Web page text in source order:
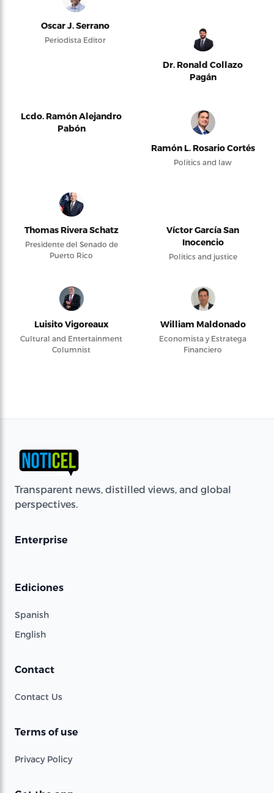
Oscar J. Serrano
Periodista Editor
Dr. Ronald Collazo
Pagán
Lcdo. Ramón Alejandro
Pabón
Ramón L. Rosario Cortés
Politics and law
Thomas Rivera Schatz
Presidente del Senado de
Puerto Rico
Víctor García San
Inocencio
Politics and justice
Luisito Vigoreaux
Cultural and Entertainment
Columnist
William Maldonado
Economista y Estratega
Financiero
Transparent news, distilled views, and global
perspectives.
Enterprise
Ediciones
Spanish
English
Contact
Contact Us
Terms of use
Privacy Policy